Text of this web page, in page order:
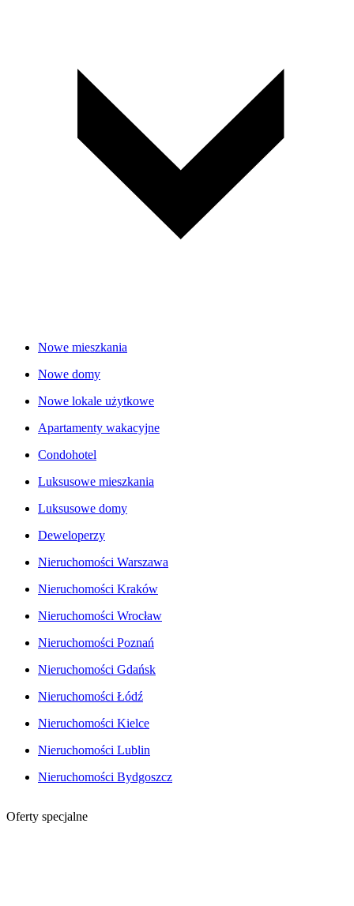
Nowe mieszkania
Nowe domy
Nowe lokale użytkowe
Apartamenty wakacyjne
Condohotel
Luksusowe mieszkania
Luksusowe domy
Deweloperzy
Nieruchomości Warszawa
Nieruchomości Kraków
Nieruchomości Wrocław
Nieruchomości Poznań
Nieruchomości Gdańsk
Nieruchomości Łódź
Nieruchomości Kielce
Nieruchomości Lublin
Nieruchomości Bydgoszcz
Oferty specjalne